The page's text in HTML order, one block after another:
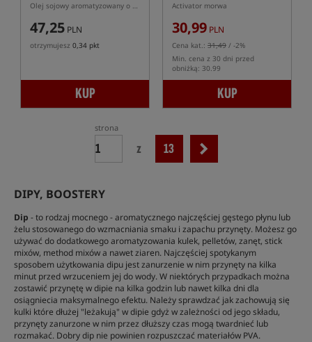
Olej sojowy aromatyzowany o zapachu ananasa
47,25 PLN
otrzymujesz 0,34 pkt
KUP
Activator morwa
30,99 PLN
Cena kat.: 31,49 / -2%
Min. cena z 30 dni przed
obniżką: 30.99
KUP
strona
z 13
DIPY, BOOSTERY
Dip - to rodzaj mocnego - aromatycznego najczęściej gęstego płynu lub
żelu stosowanego do wzmacniania smaku i zapachu przynęty. Możesz go
używać do dodatkowego aromatyzowania kulek, pelletów, zanęt, stick
mixów, method mixów a nawet ziaren. Najczęściej spotykanym
sposobem użytkowania dipu jest zanurzenie w nim przynęty na kilka
minut przed wrzuceniem jej do wody. W niektórych przypadkach można
zostawić przynętę w dipie na kilka godzin lub nawet kilka dni dla
osiągniecia maksymalnego efektu. Należy sprawdzać jak zachowują się
kulki które dłużej "leżakują" w dipie gdyż w zależności od jego składu,
przynęty zanurzone w nim przez dłuższy czas mogą twardnieć lub
rozmakać. Dobry dip nie powinien rozpuszczać materiałów PVA.